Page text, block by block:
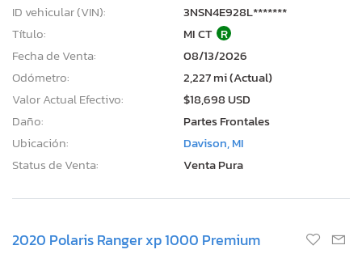
ID vehicular (VIN):
3NSN4E928L*******
Título:
MI CT R
Fecha de Venta:
08/13/2026
Odómetro:
2,227 mi (Actual)
Valor Actual Efectivo:
$18,698 USD
Daño:
Partes Frontales
Ubicación:
Davison, MI
Status de Venta:
Venta Pura
2020 Polaris Ranger xp 1000 Premium